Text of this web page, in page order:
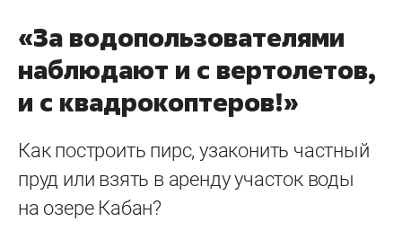
«За водопользователями
наблюдают и с вертолетов,
и с квадрокоптеров!»
Как построить пирс, узаконить частный
пруд или взять в аренду участок воды
на озере Кабан?